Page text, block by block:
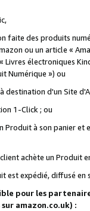
des produits
ou un article «
Livres électroniques
Numérique ») ou
d'un Site
1-Click ; ou
à son panier et
achète un Produit
est expédié, diffusé
pour les
amazon.co.uk) :